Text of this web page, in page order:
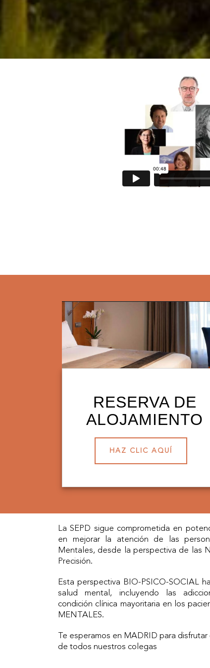
CONGRESO?
INSCRIPCIONES
PROGRAMA
RESERVA DE
ALOJAMIENTO
HAZ CLIC AQUÍ
La SEPD sigue comprometida en
en mejorar la atención de las
Mentales, desde la perspectiva de las
Precisión.
Esta perspectiva BIO-PSICO-SOCIAL
salud mental, incluyendo las
condición clínica mayoritaria en los
MENTALES.
Te esperamos en MADRID para
de todos nuestros colegas